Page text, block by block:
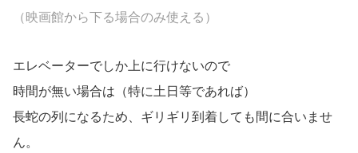
（映画館から下る場合のみ使える）
エレベーターでしか上に行けないので
時間が無い場合は（特に土日等であれば）
長蛇の列になるため、ギリギリ到着しても間に合いませ
ん。